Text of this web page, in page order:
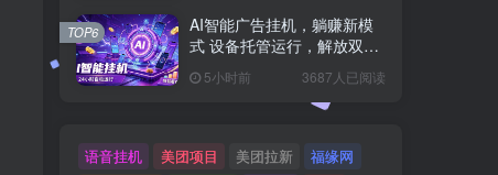
AI智能广告挂机，躺赚新模
式 设备托管运行，解放双手
持续变现
5小时前 3687人已阅读
TOP6
语音挂机 美团项目 美团拉新
福缘网